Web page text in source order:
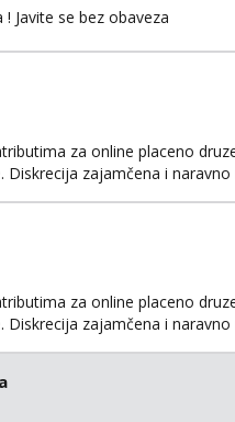
Javite se bez obaveza
za online placeno
zajamčena i naravno
za online placeno
zajamčena i naravno